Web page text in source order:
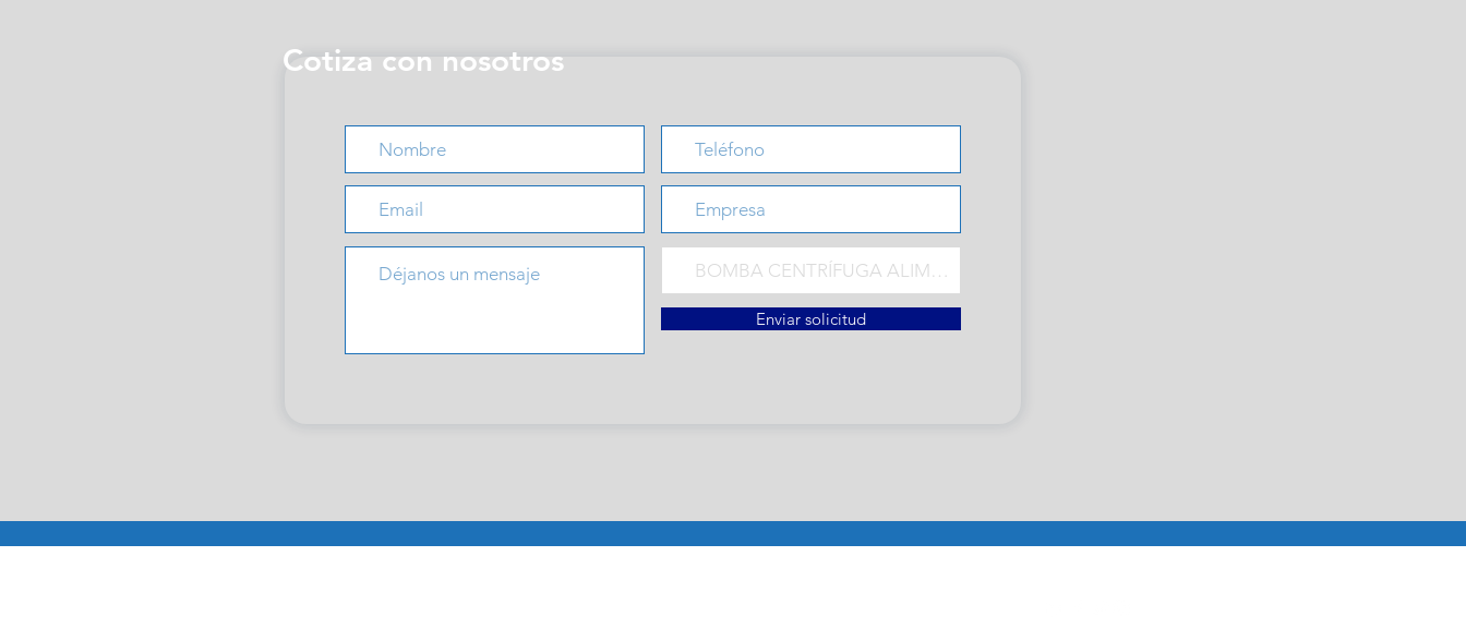
Enviar solicitud
Cotiza con nosotros